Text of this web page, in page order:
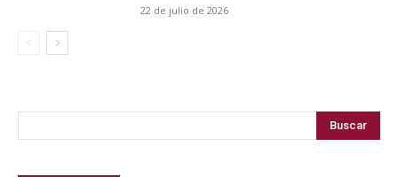
22 de julio de 2026
Buscar